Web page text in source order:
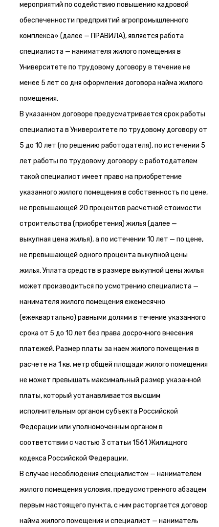
мероприятий по содействию повышению кадровой
обеспеченности предприятий агропромышленного
комплекса» (далее — ПРАВИЛА), является работа
специалиста — нанимателя жилого помещения в
Университете по трудовому договору в течение не
менее 5 лет со дня оформления договора найма жилого
помещения.
В указанном договоре предусматривается срок работы
специалиста в Университете по трудовому договору от
5 до 10 лет (по решению работодателя), по истечении 5
лет работы по трудовому договору с работодателем
такой специалист имеет право на приобретение
указанного жилого помещения в собственность по цене,
не превышающей 20 процентов расчетной стоимости
строительства (приобретения) жилья (далее —
выкупная цена жилья), а по истечении 10 лет — по цене,
не превышающей одного процента выкупной цены
жилья. Уплата средств в размере выкупной цены жилья
может производиться по усмотрению специалиста —
нанимателя жилого помещения ежемесячно
(ежеквартально) равными долями в течение указанного
срока от 5 до 10 лет без права досрочного внесения
платежей. Размер платы за наем жилого помещения в
расчете на 1 кв. метр общей площади жилого помещения
не может превышать максимальный размер указанной
платы, который устанавливается высшим
исполнительным органом субъекта Российской
Федерации или уполномоченным органом в
соответствии с частью 3 статьи 1561 Жилищного
кодекса Российской Федерации.
В случае несоблюдения специалистом — нанимателем
жилого помещения условия, предусмотренного абзацем
первым настоящего пункта, с ним расторгается договор
найма жилого помещения и специалист — наниматель